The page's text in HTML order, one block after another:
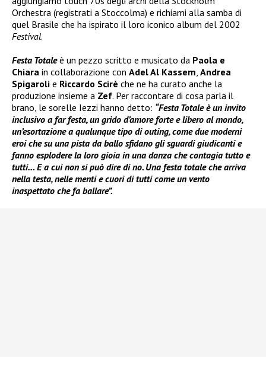
Orchestra (registrati a Stoccolma) e richiami alla samba di
quel Brasile che ha ispirato il loro iconico album del 2002
Festival.
Festa Totaleè un pezzo scritto e musicato da Paola e
Chiara in collaborazione con Adel Al Kassem, Andrea
Spigaroli e Riccardo Scirè che ne ha curato anche la
produzione insieme a Zef. Per raccontare di cosa parla il
brano, le sorelle Iezzi hanno detto: “Festa Totale è un invito
inclusivo a far festa, un grido d’amore forte e libero al mondo,
un’esortazione a qualunque tipo di outing, come due moderni
eroi che su una pista da ballo sfidano gli sguardi giudicanti e
fanno esplodere la loro gioia in una danza che contagia tutto e
tutti… E a cui non si può dire di no. Una festa totale che arriva
nella testa, nelle menti e cuori di tutti come un vento
inaspettato che fa ballare”.